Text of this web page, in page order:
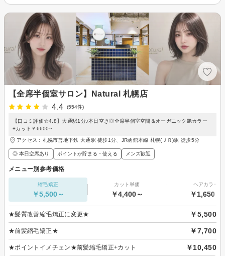
【全席半個室サロン】Natural 札幌店
4.4
(554件)
【口コミ評価☆4.8】大通駅1分♪本日空き◎全席半個室空間＆オーガニック艶カラー
+カット￥6600~
アクセス：札幌市営地下鉄 大通駅 徒歩1分、JR函館本線 札幌(ＪＲ)駅 徒歩5分
◎ 本日空席あり ポイントが貯まる・使える メンズ歓迎
メニュー別参考価格
縮毛矯正
￥5,500～
カット単価
￥4,400～
ヘアカラー
￥1,650～
★髪質改善縮毛矯正に変更★ ￥5,500
★前髪縮毛矯正★ ￥7,700
★ポイントイメチェン★前髪縮毛矯正+カット ￥10,450